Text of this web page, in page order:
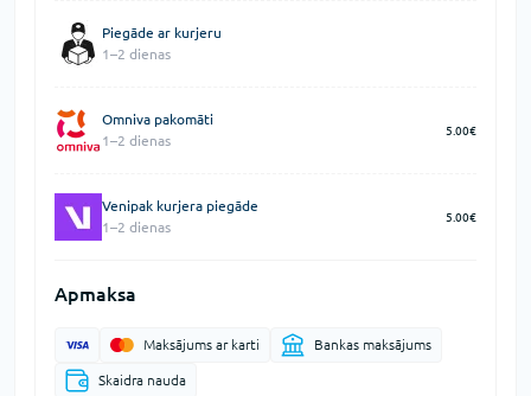
Piegāde ar kurjeru
1–2 dienas
Omniva pakomāti
1–2 dienas
5.00€
Venipak kurjera piegāde
1–2 dienas
5.00€
Apmaksa
Maksājums ar karti Bankas maksājums
Skaidra nauda